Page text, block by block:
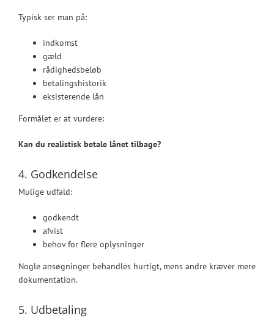
Typisk ser man på:
indkomst
gæld
rådighedsbeløb
betalingshistorik
eksisterende lån
Formålet er at vurdere:
Kan du realistisk betale lånet tilbage?
4. Godkendelse
Mulige udfald:
godkendt
afvist
behov for flere oplysninger
Nogle ansøgninger behandles hurtigt, mens andre kræver mere
dokumentation.
5. Udbetaling